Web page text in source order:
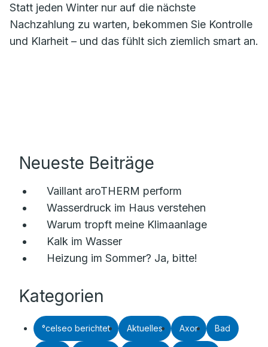
Statt jeden Winter nur auf die nächste
Nachzahlung zu warten, bekommen Sie Kontrolle
und Klarheit – und das fühlt sich ziemlich smart an.
Neueste Beiträge
Vaillant aroTHERM perform
Wasserdruck im Haus verstehen
Warum tropft meine Klimaanlage
Kalk im Wasser
Heizung im Sommer? Ja, bitte!
Kategorien
°celseo berichtet Aktuelles Axor Bad